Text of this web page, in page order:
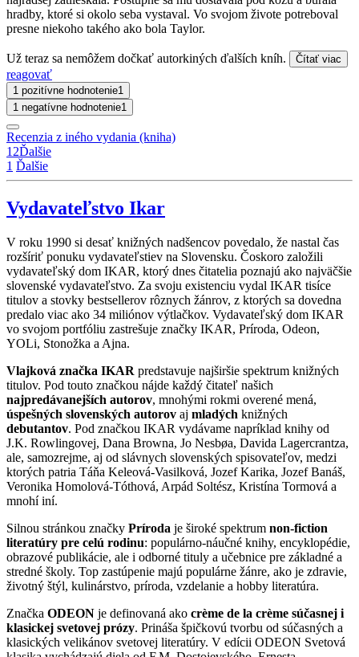
hradby, ktoré si okolo seba vystaval. Vo svojom živote potreboval
presne niekoho takého ako bola Taylor.
Už teraz sa nemôžem dočkať autorkiných ďalších kníh. Čítať viac
reagovať
1 pozitívne hodnotenie1
1 negatívne hodnotenie1
Recenzia z iného vydania (kniha)
1 2Ďalšie
1 Ďalšie
Vydavateľstvo Ikar
V roku 1990 si desať knižných nadšencov povedalo, že nastal čas
rozšíriť ponuku vydavateľstiev na Slovensku. Čoskoro založili
vydavateľský dom IKAR, ktorý dnes čitatelia poznajú ako najväčšie
slovenské vydavateľstvo. Za svoju existenciu vydal IKAR tisíce
titulov a stovky bestsellerov rôznych žánrov, z ktorých sa dovedna
predalo viac ako 34 miliónov výtlačkov. Vydavateľský dom IKAR
vo svojom portfóliu zastrešuje značky IKAR, Príroda, Odeon,
YOLi, Stonožka a Ajna.
Vlajková značka IKAR predstavuje najširšie spektrum knižných
titulov. Pod touto značkou nájde každý čitateľ našich
najpredávanejších autorov, mnohými rokmi overené mená,
úspešných slovenských autorov aj mladých knižných
debutantov. Pod značkou IKAR vydávame napríklad knihy od
J.K. Rowlingovej, Dana Browna, Jo Nesbøa, Davida Lagercrantza,
ale, samozrejme, aj od slávnych slovenských spisovateľov, medzi
ktorých patria Táňa Keleová-Vasilková, Jozef Karika, Jozef Banáš,
Veronika Homolová-Tóthová, Arpád Soltész, Kristína Tormová a
mnohí iní.
Silnou stránkou značky Príroda je široké spektrum non-fiction
literatúry pre celú rodinu: populárno-náučné knihy, encyklopédie,
obrazové publikácie, ale i odborné tituly a učebnice pre základné a
stredné školy. Top zastúpenie majú populárne žánre, ako je zdravie,
životný štýl, kulinárstvo, príroda, vzdelanie a hobby literatúra.
Značka ODEON je definovaná ako crème de la crème súčasnej i
klasickej svetovej prózy. Prináša špičkovú tvorbu od súčasných a
klasických velikánov svetovej literatúry. V edícii ODEON Svetová